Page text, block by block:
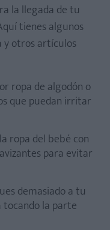
la llegada de tu
tienes algunos
y otros artículos
ropa de algodón o
que puedan irritar
ropa del bebé con
para evitar
demasiado a tu
la parte